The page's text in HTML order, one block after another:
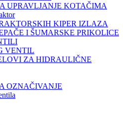
UPRAVLJANJE KOTAČIMA
KIPER IZLAZA
I ŠUMARSKE PRIKOLICE
VENTIL
ZA HIDRAULIČNE
OZNAČIVANJE